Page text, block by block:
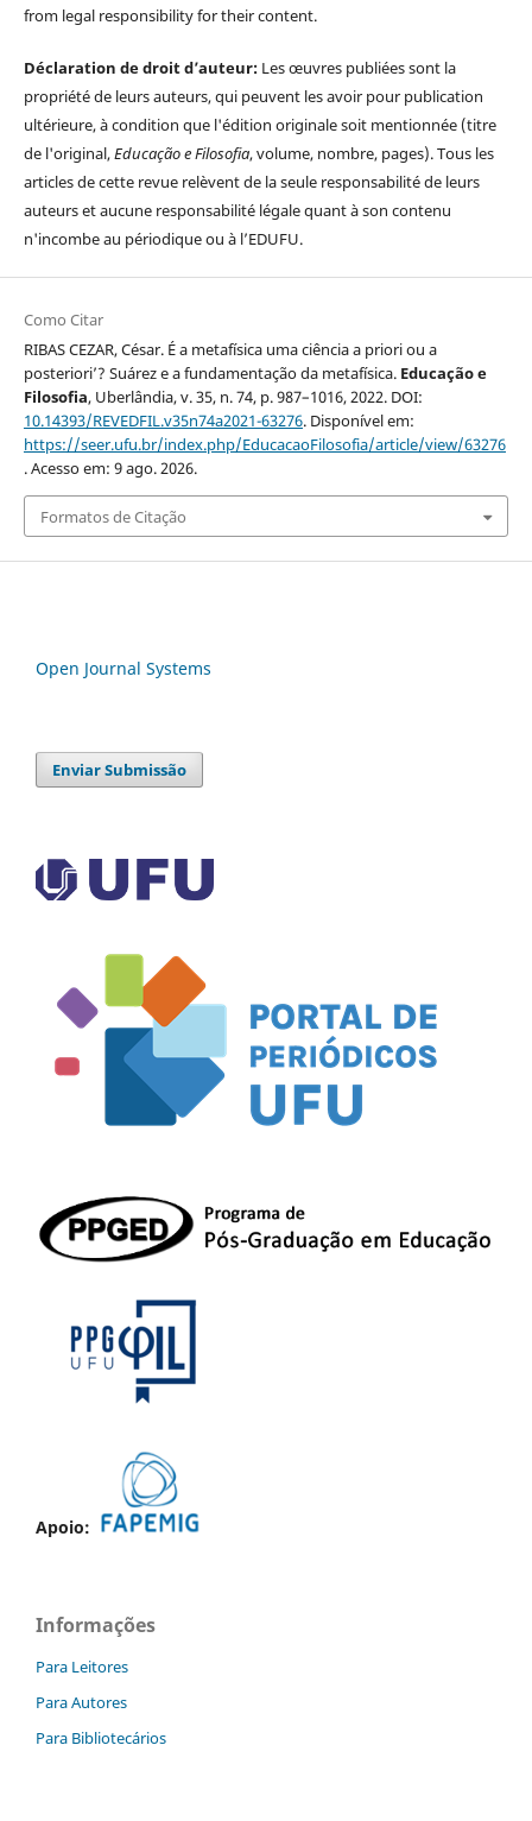
from legal responsibility for their content.
Déclaration de droit d’auteur: Les œuvres publiées sont la
propriété de leurs auteurs, qui peuvent les avoir pour publication
ultérieure, à condition que l'édition originale soit mentionnée (titre
de l'original,Educação e Filosofia, volume, nombre, pages). Tous les
articles de cette revue relèvent de la seule responsabilité de leurs
auteurs et aucune responsabilité légale quant à son contenu
n'incombe au périodique ou à l’EDUFU.
Como Citar
RIBAS CEZAR, César. É a metafísica uma ciência a priori ou a
posteriori’? Suárez e a fundamentação da metafísica. Educação e
Filosofia, Uberlândia, v. 35, n. 74, p. 987–1016, 2022. DOI:
10.14393/REVEDFIL.v35n74a2021-63276. Disponível em:
https://seer.ufu.br/index.php/EducacaoFilosofia/article/view/63276
. Acesso em: 9 ago. 2026.
Formatos de Citação
Open Journal Systems
Enviar Submissão
Apoio:
Informações
Para Leitores
Para Autores
Para Bibliotecários